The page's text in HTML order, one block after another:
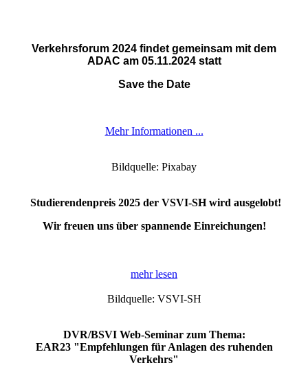
Verkehrsforum 2024 findet gemeinsam mit dem
ADAC am 05.11.2024 statt
Save the Date
Mehr Informationen ...
Bildquelle: Pixabay
Studierendenpreis 2025 der VSVI-SH wird ausgelobt!
Wir freuen uns über spannende Einreichungen!
mehr lesen
Bildquelle: VSVI-SH
DVR/BSVI Web-Seminar zum Thema:
EAR23 "Empfehlungen für Anlagen des ruhenden
Verkehrs"